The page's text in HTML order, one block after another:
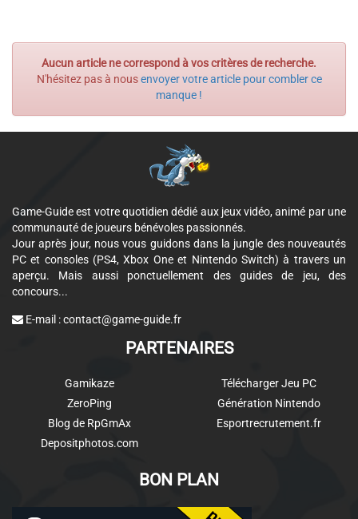
Aucun article ne correspond à vos critères de recherche.
N'hésitez pas à nousenvoyer votre article pour combler ce
manque !
Game-Guide est votre quotidien dédié aux jeux vidéo, animé par une
communauté de joueurs bénévoles passionnés.
Jour après jour, nous vous guidons dans la jungle des nouveautés
PC et consoles (PS4, Xbox One et Nintendo Switch) à travers un
aperçu. Mais aussi ponctuellement des guides de jeu, des
concours...
E-mail :contact@game-guide.fr
PARTENAIRES
Gamikaze
ZeroPing
Blog de RpGmAx
Depositphotos.com
Télécharger Jeu PC
Génération Nintendo
Esportrecrutement.fr
BON PLAN